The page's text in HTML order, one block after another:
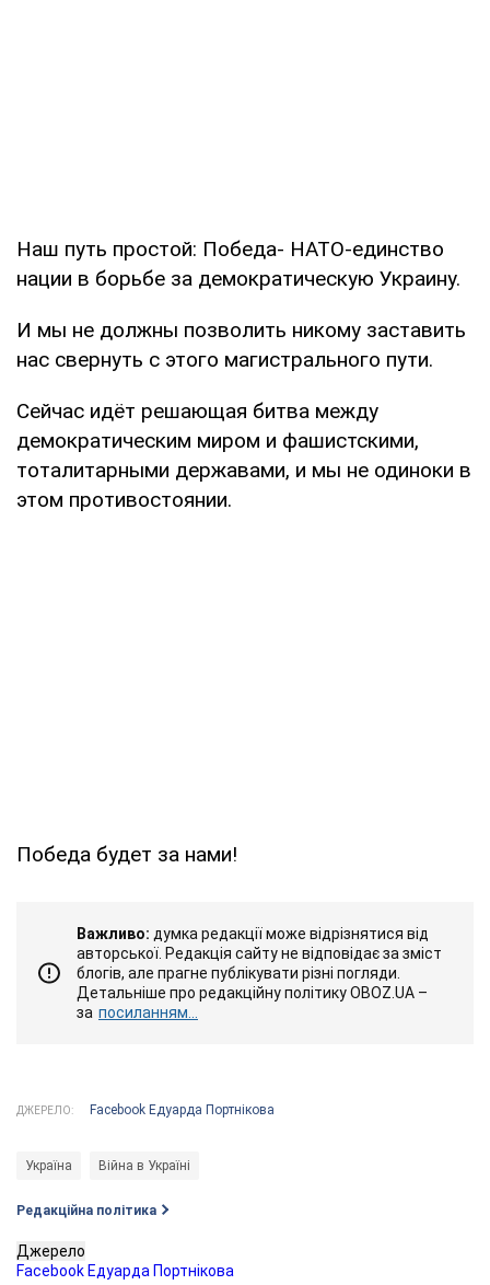
Наш путь простой: Победа- НАТО-единство
нации в борьбе за демократическую Украину.
И мы не должны позволить никому заставить
нас свернуть с этого магистрального пути.
Сейчас идёт решающая битва между
демократическим миром и фашистскими,
тоталитарными державами, и мы не одиноки в
этом противостоянии.
Победа будет за нами!
Важливо: думка редакції може відрізнятися від
авторської. Редакція сайту не відповідає за зміст
блогів, але прагне публікувати різні погляди.
Детальніше про редакційну політику OBOZ.UA –
за посиланням...
ДЖЕРЕЛО: Facebook Едуарда Портнікова
Україна Війна в Україні
Редакційна політика
Джерело
Facebook Едуарда Портнікова